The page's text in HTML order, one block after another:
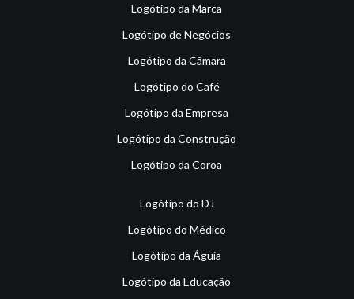
Logótipo da Marca
Logótipo de Negócios
Logótipo da Câmara
Logótipo do Café
Logótipo da Empresa
Logótipo da Construção
Logótipo da Coroa
Logótipo do DJ
Logótipo do Médico
Logótipo da Águia
Logótipo da Educação